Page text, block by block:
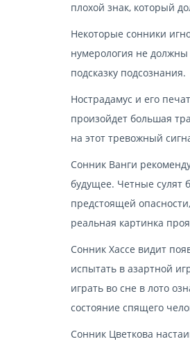
плохой знак, который
Некоторые сонники
нумерология не должны
подсказку подсознания.
Нострадамус и его
произойдет большая
на этот тревожный
Сонник Ванги
будущее. Четные сулят
предстоящей
реальная картинка
Сонник Хассе видит
испытать в азартной
играть во сне в лото
состояние спящего
Сонник Цветкова